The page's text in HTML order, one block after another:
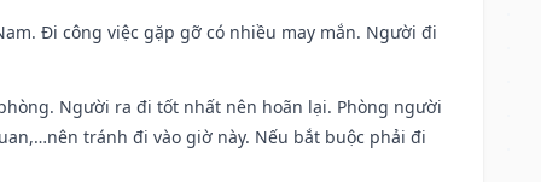
Đi công việc gặp gỡ có nhiều may mắn. Người đi
Người ra đi tốt nhất nên hoãn lại. Phòng người
tránh đi vào giờ này. Nếu bắt buộc phải đi